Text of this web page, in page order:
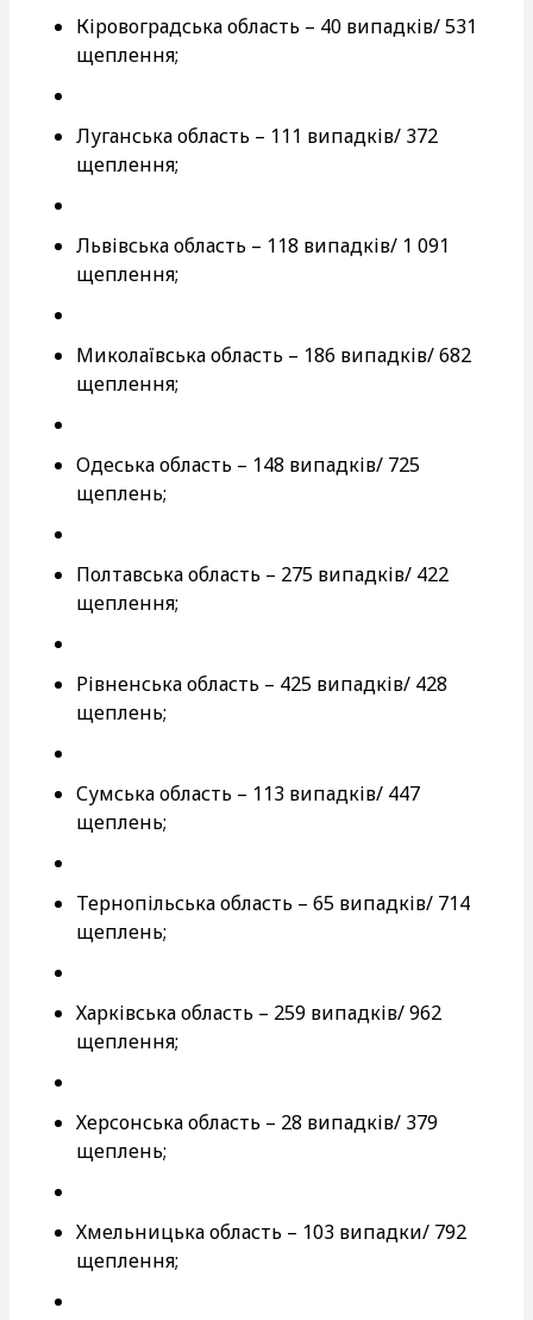
Кіровоградська область – 40 випадків/ 531
щеплення;
Луганська область – 111 випадків/ 372
щеплення;
Львівська область – 118 випадків/ 1 091
щеплення;
Миколаївська область – 186 випадків/ 682
щеплення;
Одеська область – 148 випадків/ 725
щеплень;
Полтавська область – 275 випадків/ 422
щеплення;
Рівненська область – 425 випадків/ 428
щеплень;
Сумська область – 113 випадків/ 447
щеплень;
Тернопільська область – 65 випадків/ 714
щеплень;
Харківська область – 259 випадків/ 962
щеплення;
Херсонська область – 28 випадків/ 379
щеплень;
Хмельницька область – 103 випадки/ 792
щеплення;